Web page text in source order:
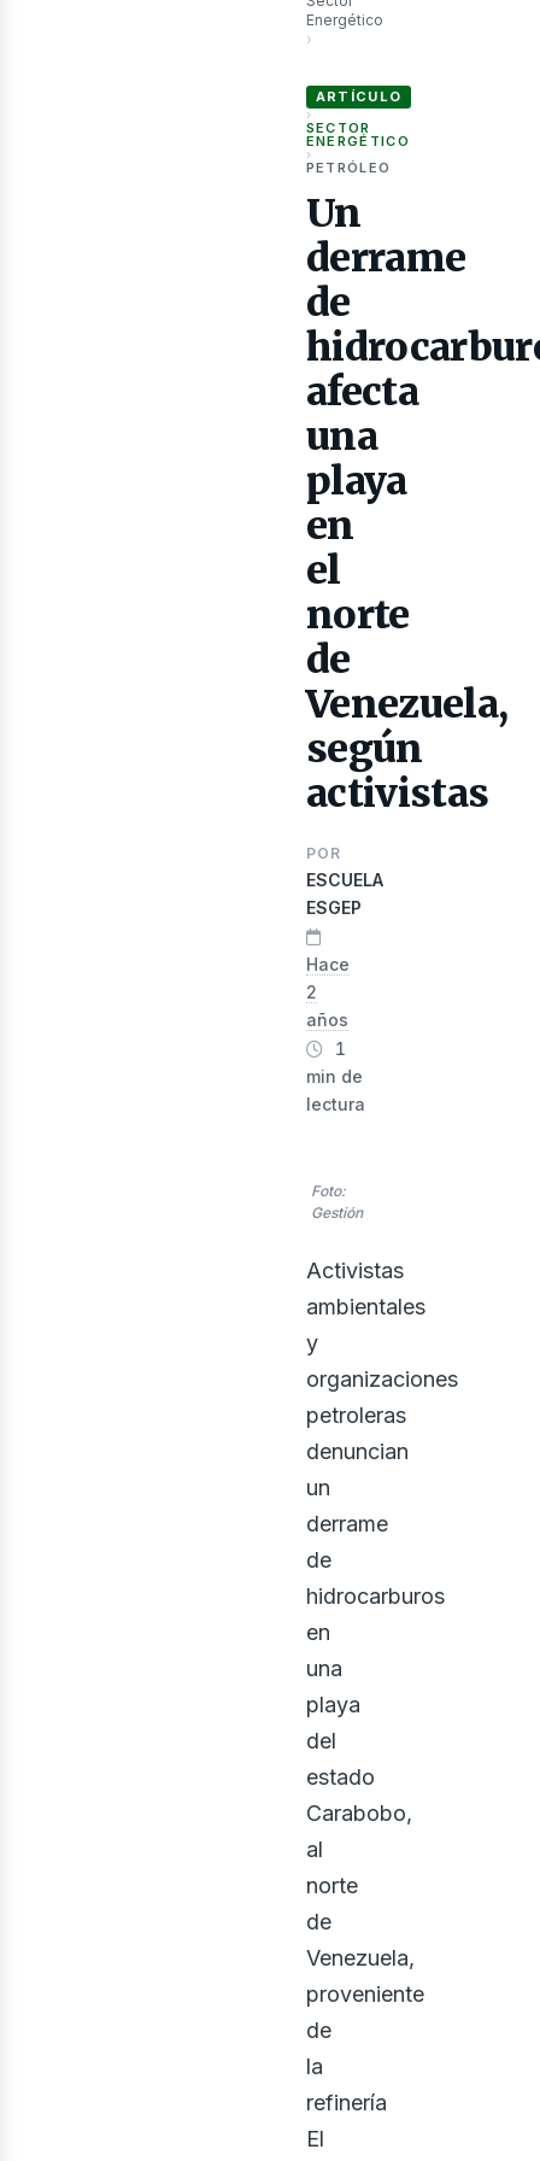
Energético
›
ARTÍCULO
›
SECTOR
ENERGÉTICO
›
PETRÓLEO
Un
derrame
de
afecta
una
playa
en
el
norte
de
Venezuela,
según
activistas
POR
ESCUELA
ESGEP
Hace
2
años
1
min de
lectura
Foto:
Gestión
Activistas
ambientales
y
organizaciones
petroleras
denuncian
un
derrame
de
hidrocarburos
en
una
playa
del
estado
Carabobo,
al
norte
de
Venezuela,
proveniente
de
la
refinería
El